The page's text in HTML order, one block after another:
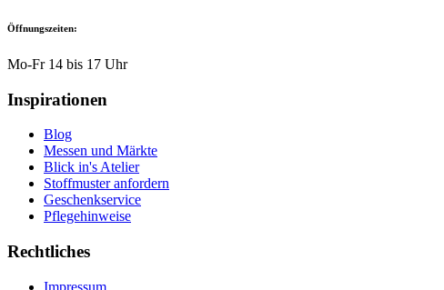
Öffnungszeiten:
Mo-Fr 14 bis 17 Uhr
Inspirationen
Blog
Messen und Märkte
Blick in's Atelier
Stoffmuster anfordern
Geschenkservice
Pflegehinweise
Rechtliches
Impressum